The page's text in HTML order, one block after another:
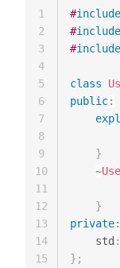
#include
#include
#include
class
public:
}
~
}
private:
    std
} ;
1
2
3
4
5
6
7
8
9
10
11
12
13
14
15